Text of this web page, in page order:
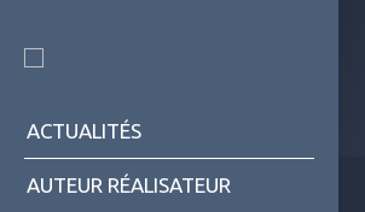
ACTUALITÉS
AUTEUR RÉALISATEUR